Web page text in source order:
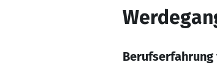
Berufserfahrung